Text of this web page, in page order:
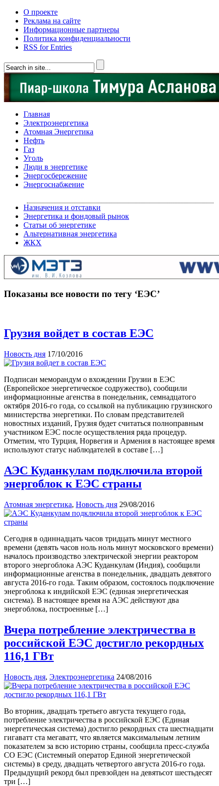
О проекте
Реклама на сайте
Информационные партнеры
Политика конфиденциальности
RSS for Entries
Главная
Электроэнергетика
Атомная Энергетика
Нефть
Газ
Уголь
Люди в энергетике
Энергосбережение
Энергоснабжение
Назначения и отставки
Энергетика и фондовый рынок
Статьи об энергетике
Альтернативная энергетика
ЖКХ
Показаны все новости по тегу ‘ЕЭС’
Грузия войдет в состав ЕЭС
Новость дня 17/10/2016
Подписан меморандум о вхождении Грузии в ЕЭС
(Европейское энергетическое содружество), сообщили
информационные агенства в понедельник, семнадцатого
октября 2016-го года, со ссылкой на публикацию грузинского
министерства энергетики. По словам представителей
новостных изданий, Грузия будет считаться полноправным
участником ЕЭС после осуществления ряда процедур.
Отметим, что Турция, Норвегия и Армения в настоящее время
используют статус наблюдателей в составе […]
АЭС Куданкулам подключила второй
энергоблок к ЕЭС страны
Атомная энергетика, Новость дня 29/08/2016
Сегодня в одиннадцать часов тридцать минут местного
времени (девять часов ноль ноль минут московского времени)
началось производство электрической энергии реактором
второго энергоблока АЭС Куданкулам (Индия), сообщили
информационные агенства в понедельник, двадцать девятого
августа 2016-го года. Таким образом, состоялось подключение
энергоблока к индийской ЕЭС (единая энергетическая
система). В настоящее время на АЭС действуют два
энергоблока, построенные […]
Вчера потребление электричества в
российской ЕЭС достигло рекордных
116,1 ГВт
Новость дня, Электроэнергетика 24/08/2016
Во вторник, двадцать третьего августа текущего года,
потребление электричества в российской ЕЭС (Единая
энергетическая система) достигло рекордных ста шестнадцати
гигаватт ста мегаватт, что является максимальным летним
показателем за всю историю страны, сообщила пресс-служба
СО ЕЭС (Системный оператор Единой энергетической
системы) в среду, двадцать четвертого августа 2016-го года.
Предыдущий рекорд был превзойден на девятьсот шестьдесят
три […]